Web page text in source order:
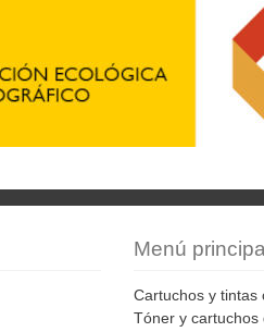
Menú
Cartuchos y tintas
Tóner y cartuchos